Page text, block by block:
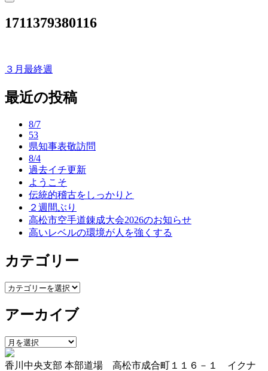
1711379380116
投
稿
３月最終週
最近の投稿
8/7
53
県知事表敬訪問
8/4
過去イチ更新
ようこそ
伝統的稽古をしっかりと
２週間ぶり
高松市空手道錬成大会2026のお知らせ
高いレベルの環境が人を強くする
カテゴリー
カ
ゴ
ー
アーカイブ
ア
ー
カ
香川中央支部 本部道場 高松市成合町１１６－１ イクナ